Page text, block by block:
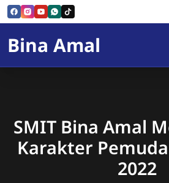
Skip to Content
Bina Amal
SMIT Bina Amal
Karakter
2022